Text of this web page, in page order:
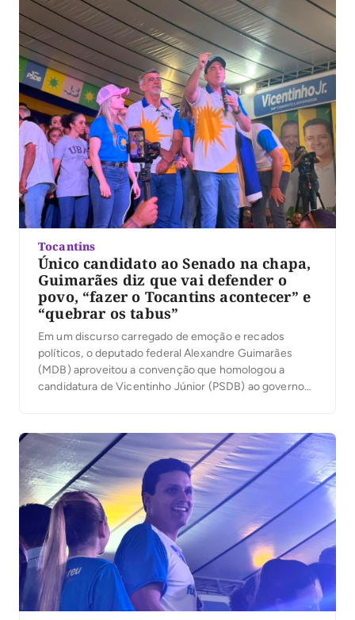
Tocantins
Único candidato ao Senado na chapa,
Guimarães diz que vai defender o
povo, “fazer o Tocantins acontecer” e
“quebrar os tabus”
Em um discurso carregado de emoção e recados
políticos, o deputado federal Alexandre Guimarães
(MDB) aproveitou a convenção que homologou a
candidatura de Vicentinho Júnior (PSDB) ao governo
ampliação das políticas de habitação e o fortalecimento
do desenvolvimento econômico do Tocantins. […]